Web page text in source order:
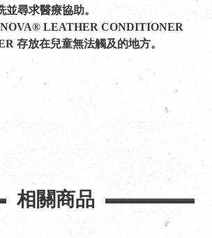
並尋求醫療協助。
LEATHER CONDITIONER
存放在兒童無法觸及的地方。
相關商品